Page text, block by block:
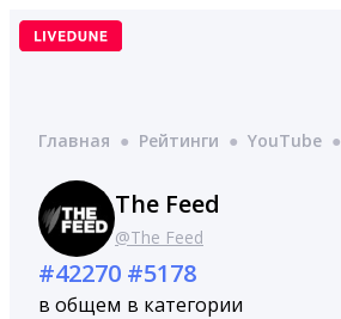
Перейти
Главная ● Рейтинги ● YouTube ●
The Feed
@The Feed
#42270
в общем
#5178
в категории